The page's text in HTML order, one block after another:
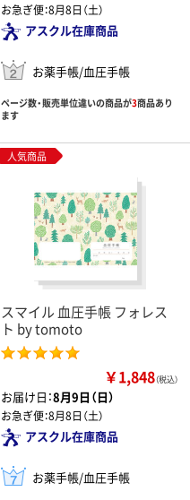
お急ぎ便：8月8日（土）
アスクル在庫商品
お薬手帳/血圧手帳
ページ数・販売単位違いの商品が3商品あり
ます
人気商品
スマイル 血圧手帳 フォレス
ト by tomoto
￥1,848（税込）
お届け日：8月9日（日）
お急ぎ便：8月8日（土）
アスクル在庫商品
お薬手帳/血圧手帳